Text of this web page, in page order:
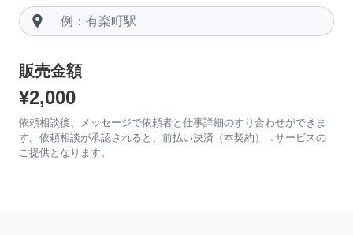
room
販売金額
¥2,000
依頼相談後、メッセージで依頼者と仕事詳細のすり合わせができま
す。依頼相談が承認されると、前払い決済（本契約）→サービスの
ご提供となります。